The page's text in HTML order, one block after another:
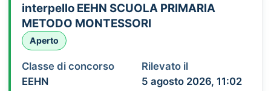
interpello EEHN SCUOLA PRIMARIA
METODO MONTESSORI
Aperto
Classe di concorso
EEHN
Rilevato il
5 agosto 2026, 11:02